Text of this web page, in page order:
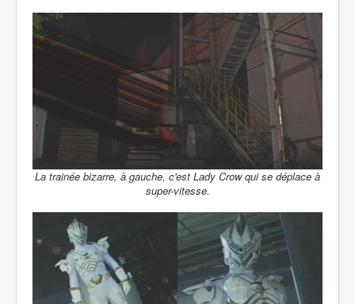
La trainée bizarre, à gauche, c'est Lady Crow qui se déplace à
super-vitesse.